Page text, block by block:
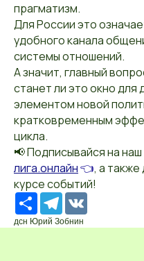
прагматизм.
Для России это
удобного канала
системы отношений.
А значит, главный
станет ли это окно для
элементом новой
кратковременным
цикла.
📢 Подписывайся на
лига.онлайн👈, а также
курсе событий!
РесурсTelegram
дсн Юрий Зобнин